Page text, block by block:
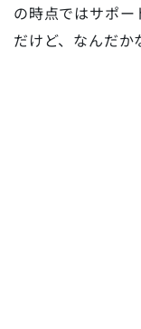
の時点ではサポ
だけど、なんだか